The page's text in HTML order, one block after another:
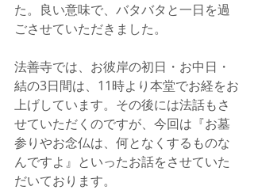
た。良い意味で、バタバタと一日を過
ごさせていただきました。
法善寺では、お彼岸の初日・お中日・
結の3日間は、11時より本堂でお経をお
上げしています。その後には法話もさ
せていただくのですが、今回は『お墓
参りやお念仏は、何となくするものな
んですよ』といったお話をさせていた
だいております。